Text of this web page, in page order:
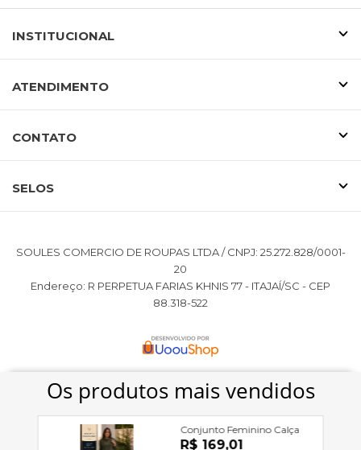
SLESHEutiliza cookies e outras tecnologias para melhorar
sua experiência de compra e personalizar anúncios, ao
continuar navegando você concorda com nossaPolítica de
INSTITUCIONAL
ATENDIMENTO
CONTATO
SELOS
SOULES COMERCIO DE ROUPAS LTDA / CNPJ: 25.272.828/0001-
20
Endereço: R PERPETUA FARIAS KHNIS 77 - ITAJAÍ/SC - CEP
88.318-522